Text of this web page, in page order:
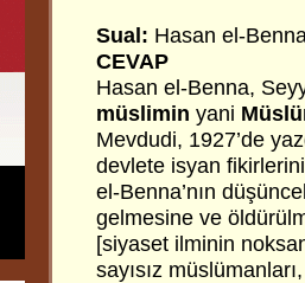
Sual: Hasan el-
CEVAP
Hasan el-Benna,
müslimin yani
Mevdudi, 1927’de
devlete isyan
el-Benna’nın
gelmesine ve
[siyaset ilminin
sayısız